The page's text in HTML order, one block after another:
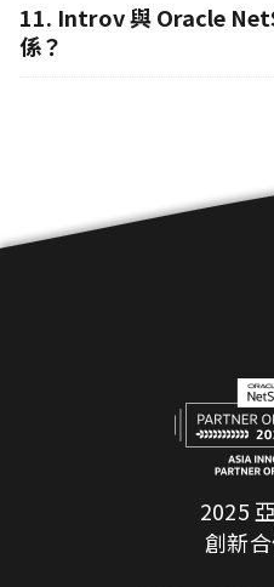
11. Introv 與 Oracle
係？
2025
創新